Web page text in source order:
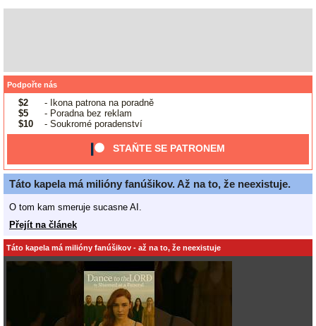
Podpořte nás
$2
- Ikona patrona na poradně
$5
- Poradna bez reklam
$10
- Soukromé poradenství
STAŇTE SE PATRONEM
Táto kapela má milióny fanúšikov. Až na to, že neexistuje.
O tom kam smeruje sucasne AI.
Přejít na článek
Táto kapela má milióny fanúšikov - až na to, že neexistuje